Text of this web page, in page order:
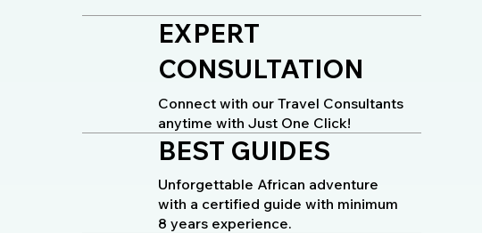
EXPERT
CONSULTATION
Connect with our Travel Consultants
anytime with Just One Click!
BEST GUIDES
Unforgettable African adventure
with a certified guide with minimum
8 years experience.